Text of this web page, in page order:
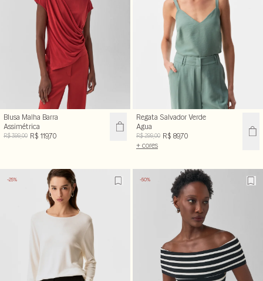
Blusa Malha Barra
Assimétrica
R$ 399,00 R$ 119,70
Regata Salvador Verde
Agua
R$ 299,00 R$ 89,70
+ cores
-25% -50%